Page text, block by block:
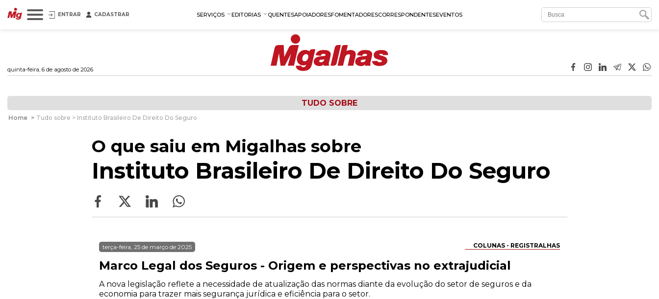
ENTRAR CADASTRAR SERVIÇOS EDITORIAS QUENTESAPOIADORESFOMENTADORESCORRESPONDENTESEVENTOS
quinta-feira, 6 de agosto de 2026
TUDO SOBRE
Home > Tudo sobre > Instituto Brasileiro De Direito Do Seguro
O que saiu em Migalhas sobre
Instituto Brasileiro De Direito Do Seguro
COLUNAS - REGISTRALHAS
terça-feira, 25 de março de 2025
Marco Legal dos Seguros - Origem e perspectivas no extrajudicial
A nova legislação reflete a necessidade de atualização das normas diante da evolução do setor de seguros e da
economia para trazer mais segurança jurídica e eficiência para o setor.